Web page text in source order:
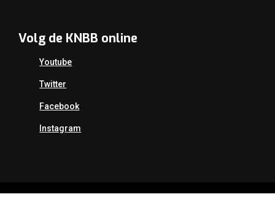
Volg de KNBB online
Youtube
Twitter
Facebook
Instagram